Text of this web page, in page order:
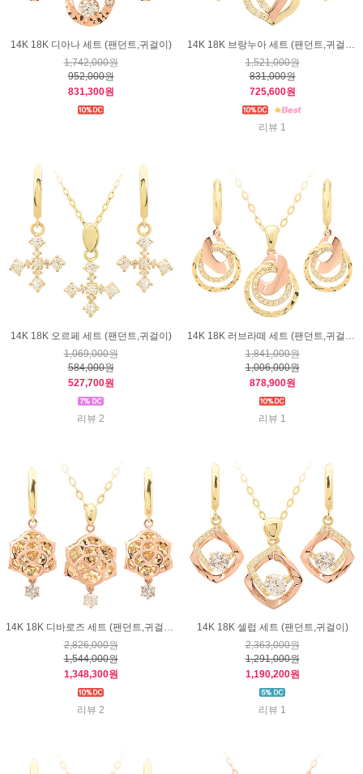
14K 18K 디아나 세트 (팬던트,귀걸이)
1,742,000원
952,000원
831,300원
14K 18K 브랑누아 세트 (팬던트,귀걸이)
1,521,000원
831,000원
725,600원
리뷰 1
14K 18K 오르페 세트 (팬던트,귀걸이)
1,069,000원
584,000원
527,700원
리뷰 2
14K 18K 러브라떼 세트 (팬던트,귀걸이)
1,841,000원
1,006,000원
878,900원
리뷰 1
14K 18K 디바로즈 세트 (팬던트,귀걸이)
2,826,000원
1,544,000원
1,348,300원
리뷰 2
14K 18K 셀럽 세트 (팬던트,귀걸이)
2,363,000원
1,291,000원
1,190,200원
리뷰 1